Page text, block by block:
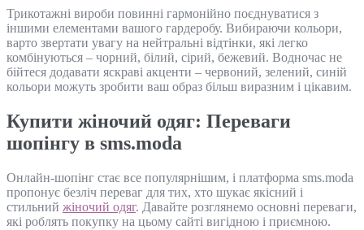
Трикотажні вироби повинні гармонійно поєднуватися з
іншими елементами вашого гардеробу. Вибираючи кольори,
варто звертати увагу на нейтральні відтінки, які легко
комбінуються – чорний, білий, сірий, бежевий. Водночас не
бійтеся додавати яскраві акценти – червоний, зелений, синій
кольори можуть зробити ваш образ більш виразним і цікавим.
Купити жіночий одяг: Переваги
шопінгу в sms.moda
Онлайн-шопінг стає все популярнішим, і платформа sms.moda
пропонує безліч переваг для тих, хто шукає якісний і
стильний жіночий одяг. Давайте розглянемо основні переваги,
які роблять покупку на цьому сайті вигідною і приємною.